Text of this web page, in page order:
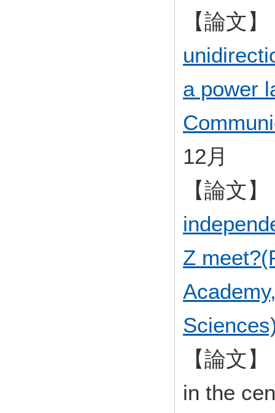
【論文】
a power
12月
【論文】
Z
【論文
in the